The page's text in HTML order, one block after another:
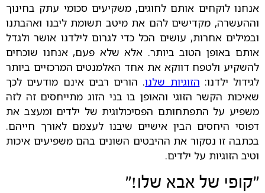
אנחנו לוקחים אותם לחוגים, משקיעים סכומי עתק בחינוך
וההעשרה, מקדישים להם את מיטב תשומת ליבנו ואהבתנו
ובמילים אחרות, עושים הכל כדי לגרום לילדנו אושר ולגדל
אותם באופן הטוב ביותר. אלא שלא פעם, אנחנו שוכחים
להשקיע ולטפח דווקא את אחד האלמנטים המרכזיים ביותר
לגידול ילדנו: הזוגיות שלנו. הורים רבים אינם מודעים לכך
שאיכות הקשר הזוגי והאופן בו בני הזוג מתייחסים זה לזה
משפיע על התפתחותם הפסיכולוגית של ילדים ומעצב את
דפוסי היחסים הבין אישיים שיבנו לעצמם לאורך חייהם.
בכתבה זו נסקור את ההיבטים השונים בהם משפיעים איכות
וטיב הזוגיות על ילדים.
"קופי של אבא שלו!"